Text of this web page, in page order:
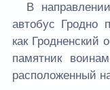
В
автобус Гродно
как Гродненский
памятник
расположенный